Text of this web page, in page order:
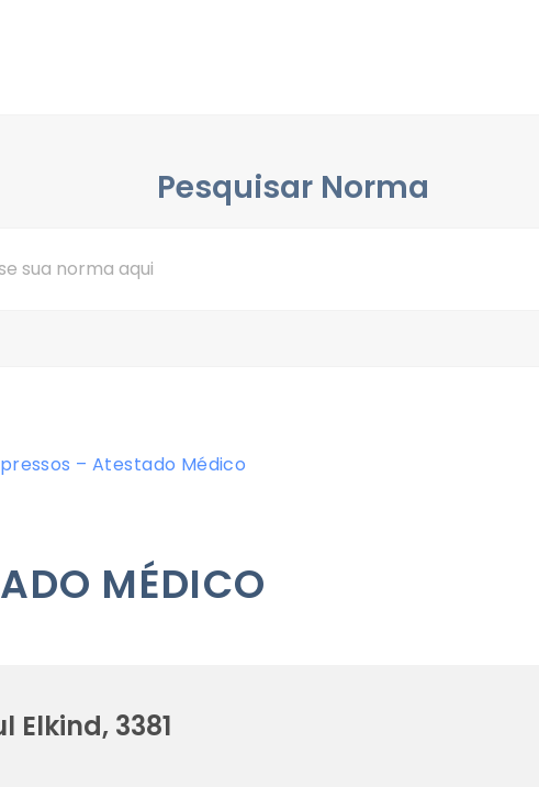
Pesquisar Norma
– Atestado Médico
MÉDICO
Elkind, 3381